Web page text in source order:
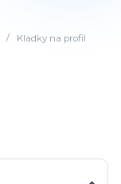
Kladky na profil